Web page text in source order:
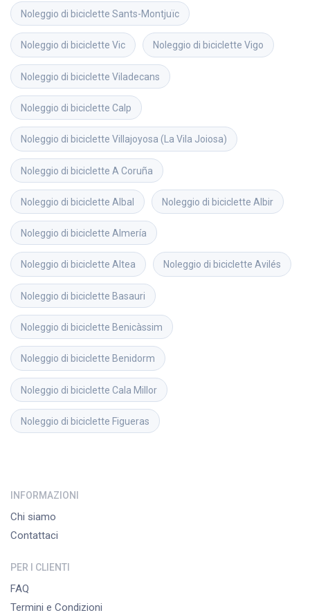
Noleggio di biciclette Sants-Montjuïc
Noleggio di biciclette Vic Noleggio di biciclette Vigo
Noleggio di biciclette Viladecans
Noleggio di biciclette Calp
Noleggio di biciclette Villajoyosa (La Vila Joiosa)
Noleggio di biciclette A Coruña
Noleggio di biciclette Albal Noleggio di biciclette Albir
Noleggio di biciclette Almería
Noleggio di biciclette Altea Noleggio di biciclette Avilés
Noleggio di biciclette Basauri
Noleggio di biciclette Benicàssim
Noleggio di biciclette Benidorm
Noleggio di biciclette Cala Millor
Noleggio di biciclette Figueras
INFORMAZIONI
Chi siamo
Contattaci
PER I CLIENTI
FAQ
Termini e Condizioni